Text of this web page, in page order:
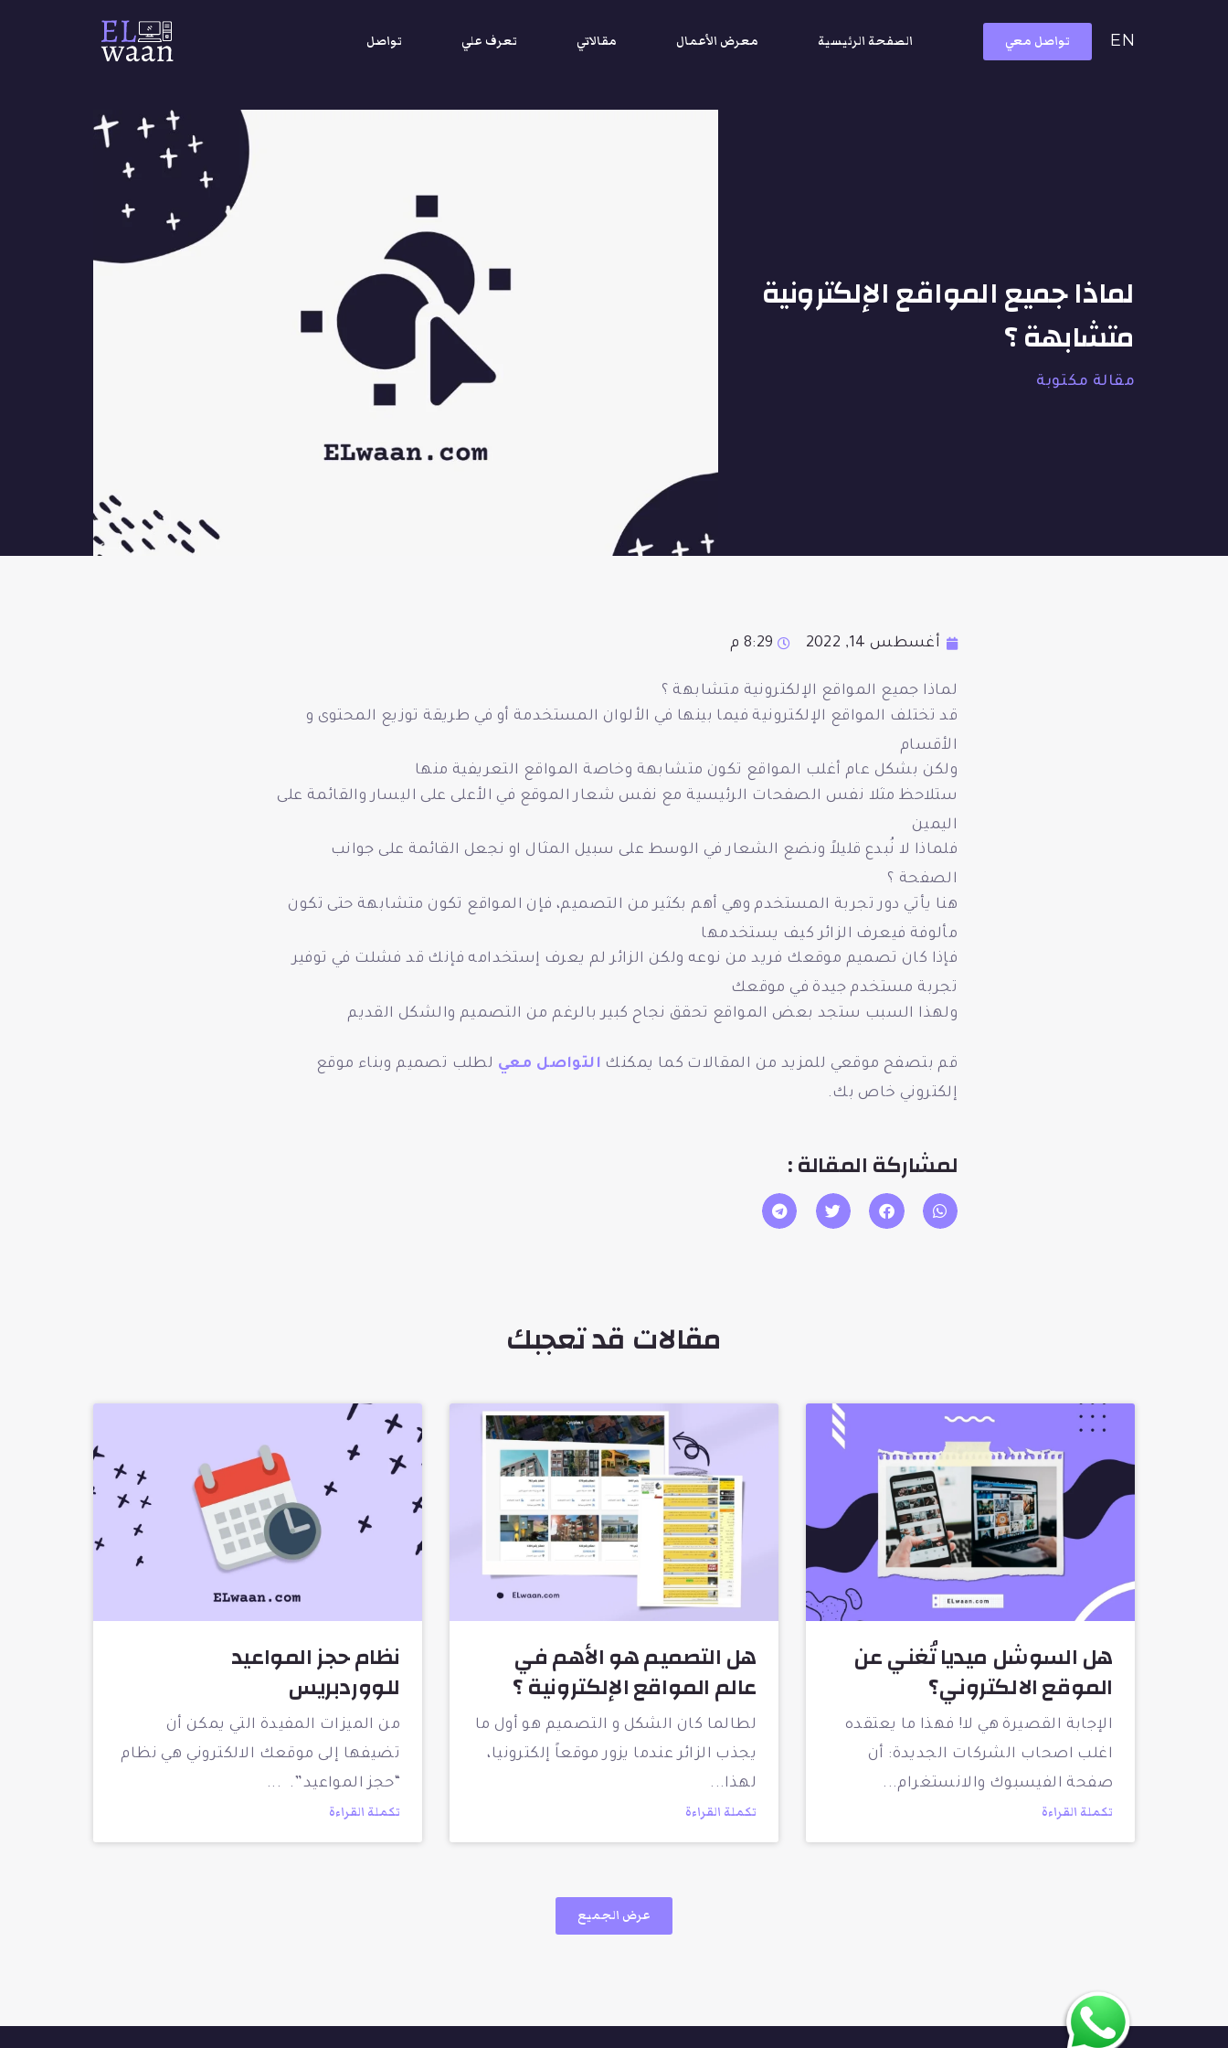
EN تواصل معي الصفحة الرئيسية معرض الأعمال مقالاتي تعرف علي تواصل
لماذا جميع المواقع الإلكترونية
متشابهة ؟
مقالة مكتوبة
أغسطس 14, 2022 8:29 م
لماذا جميع المواقع الإلكترونية متشابهة ؟
قد تختلف المواقع الإلكترونية فيما بينها في الألوان المستخدمة أو في طريقة توزيع المحتوى و
الأقسام
ولكن بشكل عام أغلب المواقع تكون متشابهة وخاصة المواقع التعريفية منها
ستلاحظ مثلا نفس الصفحات الرئيسية مع نفس شعار الموقع في الأعلى على اليسار والقائمة على
اليمين
فلماذا لا نُبدع قليلاً ونضع الشعار في الوسط على سبيل المثال او نجعل القائمة على جوانب
الصفحة ؟
هنا يأتي دور تجربة المستخدم وهي أهم بكثير من التصميم، فإن المواقع تكون متشابهة حتى تكون
مألوفة فيعرف الزائر كيف يستخدمها
فإذا كان تصميم موقعك فريد من نوعه ولكن الزائر لم يعرف إستخدامه فإنك قد فشلت في توفير
تجربة مستخدم جيدة في موقعك
ولهذا السبب ستجد بعض المواقع تحقق نجاح كبير بالرغم من التصميم والشكل القديم
قم بتصفح موقعي للمزيد من المقالات كما يمكنك التواصل معي لطلب تصميم وبناء موقع
إلكتروني خاص بك.
لمشاركة المقالة :
مقالات قد تعجبك
هل السوشل ميديا تُغني عن
الموقع الالكتروني؟
الإجابة القصيرة هي لا! فهذا ما يعتقده
اغلب اصحاب الشركات الجديدة: أن
صفحة الفيسبوك والانستغرام
تكملة القراءة
هل التصميم هو الأهم في
عالم المواقع الإلكترونية ؟
لطالما كان الشكل و التصميم هو أول ما
يجذب الزائر عندما يزور موقعاً إلكترونيا،
لهذا
تكملة القراءة
نظام حجز المواعيد
للووردبريس
من الميزات المفيدة التي يمكن أن
تضيفها إلى موقعك الالكتروني هي نظام
“حجز المواعيد”.
تكملة القراءة
عرض الجميع